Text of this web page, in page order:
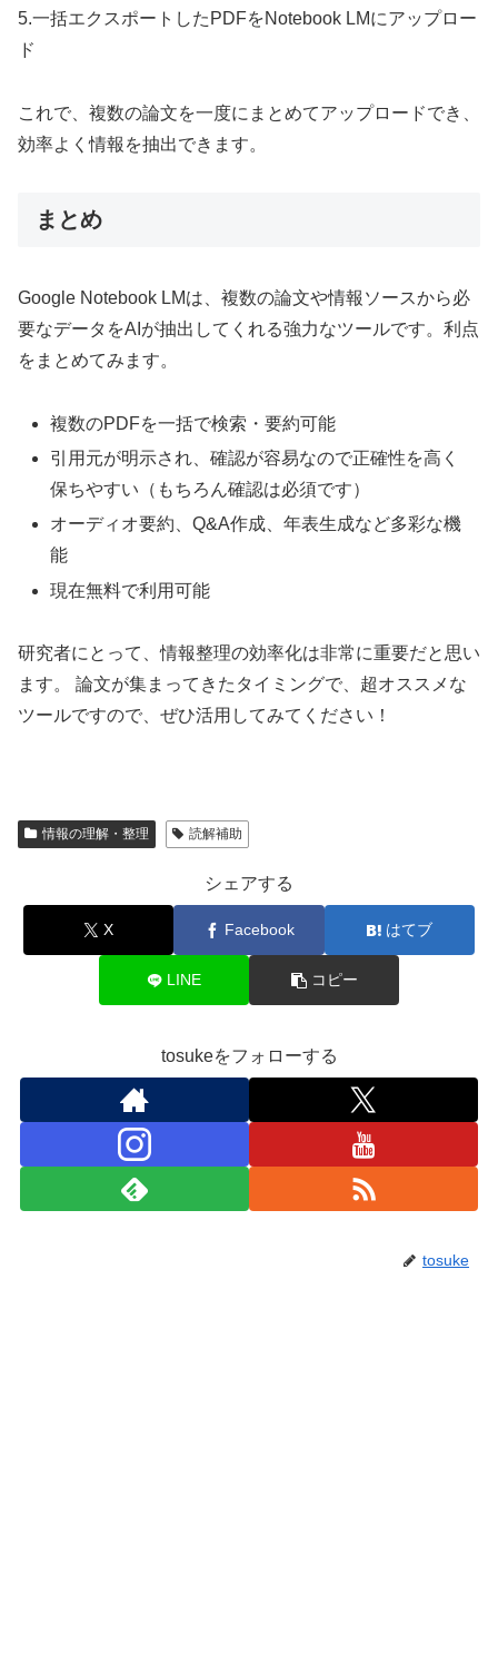
5.一括エクスポートしたPDFをNotebook LMにアップロー
ド
これで、複数の論文を一度にまとめてアップロードでき、
効率よく情報を抽出できます。
まとめ
Google Notebook LMは、複数の論文や情報ソースから必
要なデータをAIが抽出してくれる強力なツールです。利点
をまとめてみます。
複数のPDFを一括で検索・要約可能
引用元が明示され、確認が容易なので正確性を高く
保ちやすい（もちろん確認は必須です）
オーディオ要約、Q&A作成、年表生成など多彩な機
能
現在無料で利用可能
研究者にとって、情報整理の効率化は非常に重要だと思い
ます。 論文が集まってきたタイミングで、超オススメな
ツールですので、ぜひ活用してみてください！
情報の理解・整理 読解補助
シェアする
X Facebook はてブ
LINE コピー
tosukeをフォローする
tosuke